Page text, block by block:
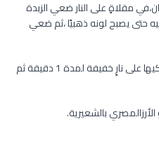
مقلاةٍ على النار ضعي الزبدة
حتى يصبح لونه ذهبيًا ،ثم ضعي
اضيفي الثوم على الملوخية واتركيها على نارٍ خفيفة لمدة 1 دقيقة ثم
بالشعيرية.